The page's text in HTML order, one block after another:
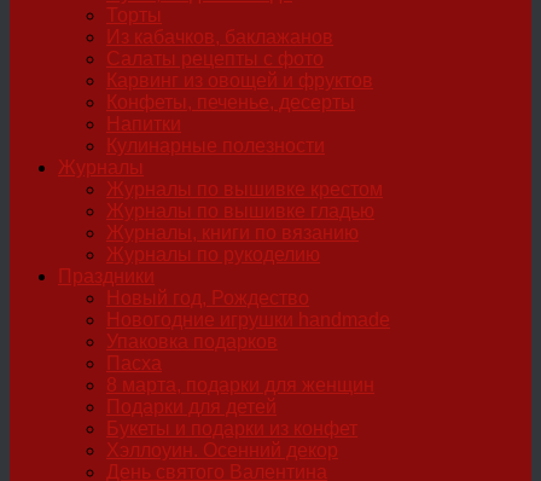
Торты
Из кабачков, баклажанов
Салаты рецепты с фото
Карвинг из овощей и фруктов
Конфеты, печенье, десерты
Напитки
Кулинарные полезности
Журналы
Журналы по вышивке крестом
Журналы по вышивке гладью
Журналы, книги по вязанию
Журналы по рукоделию
Праздники
Новый год, Рождество
Новогодние игрушки handmade
Упаковка подарков
Пасха
8 марта, подарки для женщин
Подарки для детей
Букеты и подарки из конфет
Хэллоуин. Осенний декор
День святого Валентина